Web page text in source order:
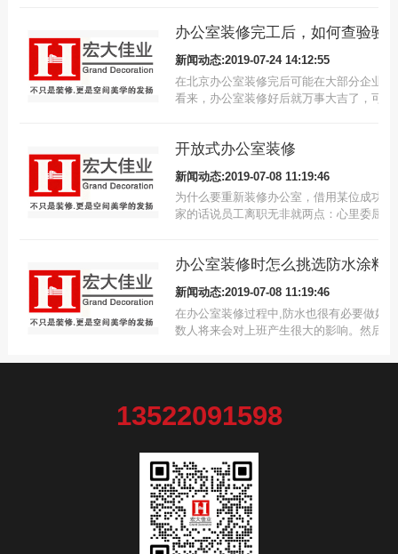
可以敞开员工的思维，利于提高工作热情。
办公室装修完工后，如何查验验
新闻动态:2019-07-24 14:12:55
在北京办公室装修完后可能在大部分企业客
看来，办公室装修好后就万事大吉了，可以
值得客户注意，这不仅关系到企业客
开放式办公室装修
新闻动态:2019-07-08 11:19:46
为什么要重新装修办公室，借用某位成功企
家的话说员工离职无非就两点：心里委屈了
由，关键的核心点都脱离不了这两点。
办公室装修时怎么挑选防水涂料
新闻动态:2019-07-08 11:19:46
在办公室装修过程中,防水也很有必要做好,
数人将来会对上班产生很大的影响。然后我
看吧!
13522091598